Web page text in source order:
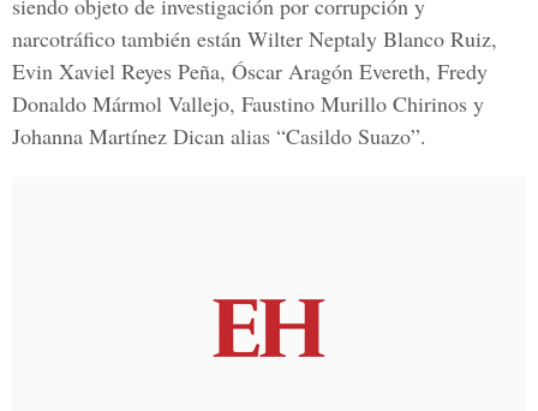
siendo objeto de investigación por corrupción y
narcotráfico también están Wilter Neptaly Blanco Ruiz,
Evin Xaviel Reyes Peña, Óscar Aragón Evereth, Fredy
Donaldo Mármol Vallejo, Faustino Murillo Chirinos y
Johanna Martínez Dican alias “Casildo Suazo”.